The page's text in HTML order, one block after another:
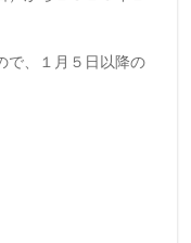
で、１月５日以降の